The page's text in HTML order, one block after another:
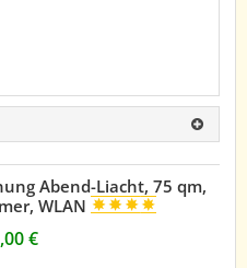
Abend-Liacht, 75 qm,
WLAN
€